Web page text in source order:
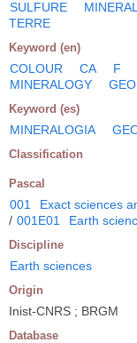
SULFURE
TERRE
Keyword (en)
COLOUR CA F
MINERALOGY
Keyword (es)
MINERALOGIA
Classification
Pascal
001 Exact sciences
/ 001E01 Earth
Discipline
Earth sciences
Origin
Inist-CNRS ; BRGM
Database